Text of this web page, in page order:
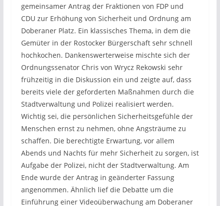
gemeinsamer Antrag der Fraktionen von FDP und
CDU zur Erhöhung von Sicherheit und Ordnung am
Doberaner Platz. Ein klassisches Thema, in dem die
Gemüter in der Rostocker Bürgerschaft sehr schnell
hochkochen. Dankenswerterweise mischte sich der
Ordnungssenator Chris von Wrycz Rekowski sehr
frühzeitig in die Diskussion ein und zeigte auf, dass
bereits viele der geforderten Maßnahmen durch die
Stadtverwaltung und Polizei realisiert werden.
Wichtig sei, die persönlichen Sicherheitsgefühle der
Menschen ernst zu nehmen, ohne Angsträume zu
schaffen. Die berechtigte Erwartung, vor allem
Abends und Nachts für mehr Sicherheit zu sorgen, ist
Aufgabe der Polizei, nicht der Stadtverwaltung. Am
Ende wurde der Antrag in geänderter Fassung
angenommen. Ähnlich lief die Debatte um die
Einführung einer Videoüberwachung am Doberaner